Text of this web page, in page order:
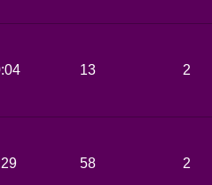
13 2
58 2